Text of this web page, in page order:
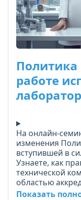
работе
На онлайн-
изменения
вступившей в
Узнаете, как
технической
областью
методы,
Показать